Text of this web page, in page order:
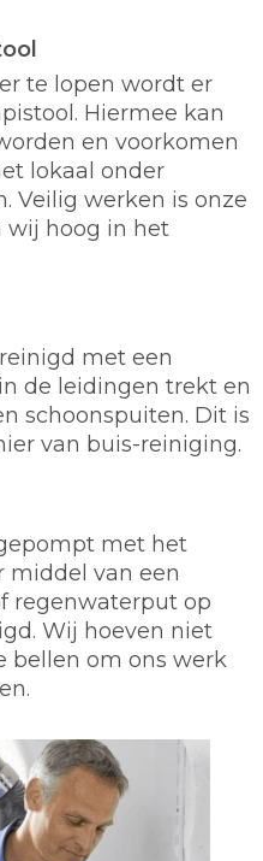
te lopen wordt er
Hiermee kan
en voorkomen
lokaal onder
Veilig werken is onze
wij hoog in het
met een
de leidingen trekt en
schoonspuiten. Dit is
van buis-reiniging.
met het
middel van een
regenwaterput op
Wij hoeven niet
bellen om ons werk